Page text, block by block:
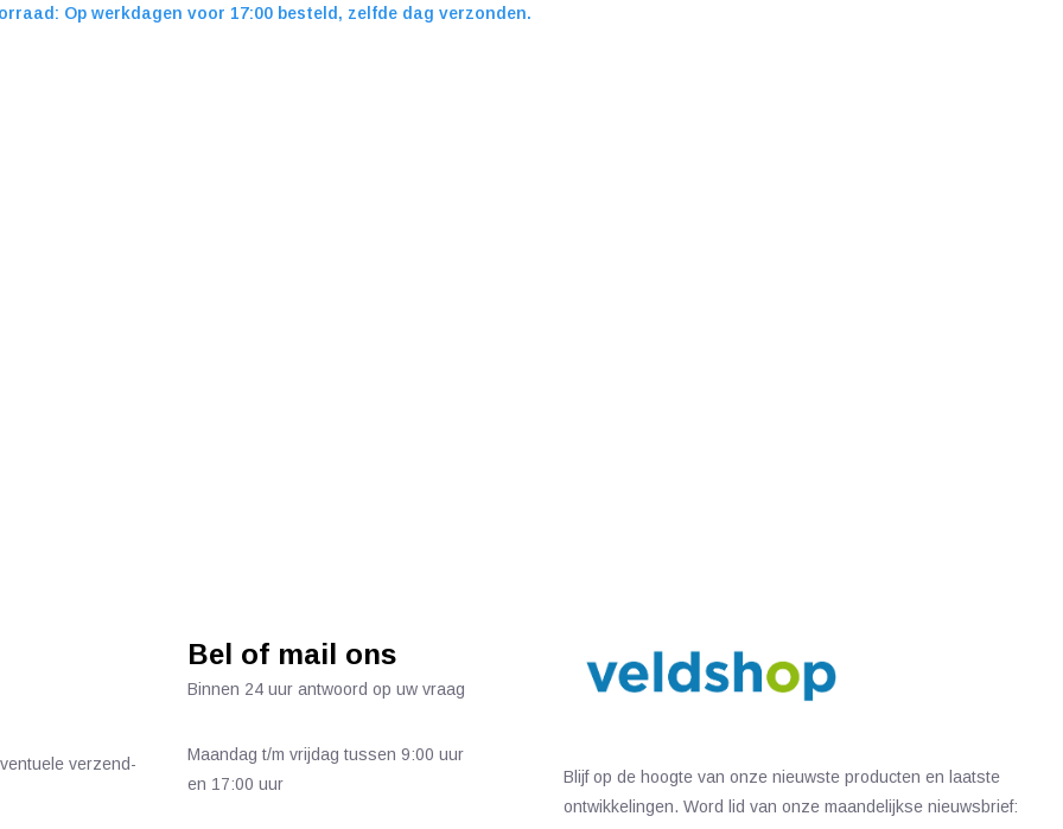
Op werkdagen voor 17:00 besteld, zelfde dag verzonden.
verzend-
Bel of mail ons
Binnen 24 uur antwoord op uw vraag
Maandag t/m vrijdag tussen 9:00 uur
en 17:00 uur
Blijf op de hoogte van onze nieuwste producten en laatste
ontwikkelingen. Word lid van onze maandelijkse nieuwsbrief: